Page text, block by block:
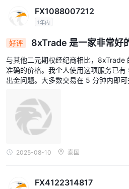
FX1088007212
1年内
好评 8xTrade 是一家非常好
与其他二元期权经纪商相比，8xTrade
准确的价格。我个人使用这项服务已
出金问题。大多数交易在 5 分钟内即可
2025-08-10 泰国
FX4122314817